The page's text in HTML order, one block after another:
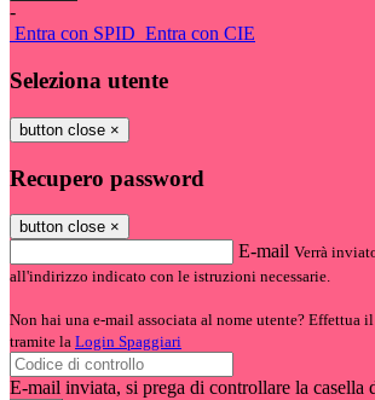
-
Entra con SPID Entra con CIE
Seleziona utente
button close ×
Recupero password
button close ×
E-mail Verrà
all'indirizzo indicato con le istruzioni necessarie.
Non hai una e-mail associata al nome utente? Effettua
tramite la Login Spaggiari
E-mail inviata, si prega di controllare la casella